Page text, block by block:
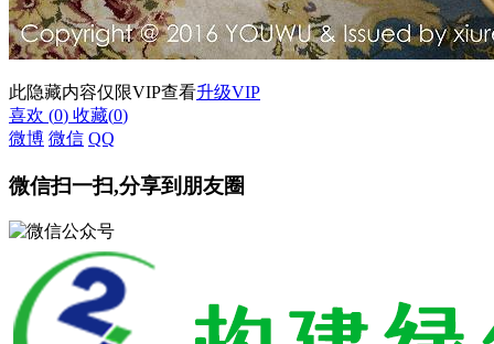
此隐藏内容仅限VIP查看升级VIP
喜欢 (0) 收藏(0)
微博 微信 QQ
微信扫一扫,分享到朋友圈